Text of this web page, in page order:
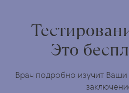
Это
Врач подробно изучит Ваши